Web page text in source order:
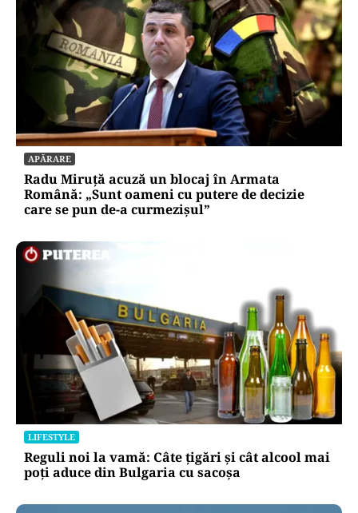
APĂRARE
Radu Miruță acuză un blocaj în Armata
Română: „Sunt oameni cu putere de decizie
care se pun de-a curmezișul”
LIFESTYLE
Reguli noi la vamă: Câte țigări și cât alcool mai
poți aduce din Bulgaria cu sacoșa